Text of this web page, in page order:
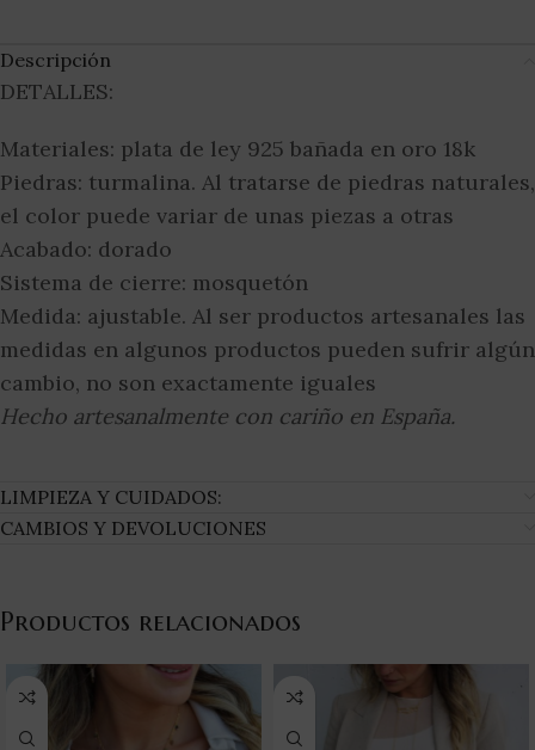
Descripción
DETALLES:
Materiales: plata de ley 925 bañada en oro 18k
Piedras: turmalina. Al tratarse de piedras naturales,
el color puede variar de unas piezas a otras
Acabado: dorado
Sistema de cierre: mosquetón
Medida: ajustable. Al ser productos artesanales las
medidas en algunos productos pueden sufrir algún
cambio, no son exactamente iguales
Hecho artesanalmente con cariño en España.
LIMPIEZA Y CUIDADOS:
CAMBIOS Y DEVOLUCIONES
Productos relacionados